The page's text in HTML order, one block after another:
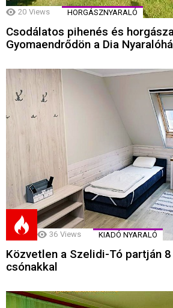
20 Views HORGÁSZNYARALÓ
Csodálatos pihenés és
Gyomaendrődön a Dia
36 Views KIADÓ NYARALÓ
Közvetlen a Szelidi-Tó partján
csónakkal